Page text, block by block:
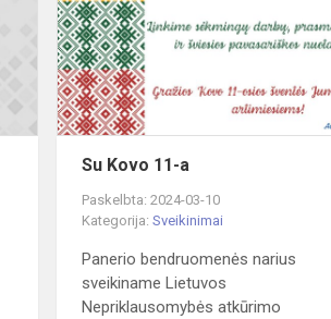
varžybos
Su Kovo 11-a
Paskelbta: 2024-03-10
Kategorija:Sveikinimai
Panerio bendruomenės narius
sveikiname Lietuvos
Nepriklausomybės atkūrimo